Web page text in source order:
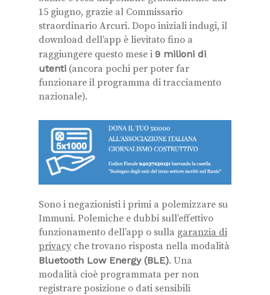
15 giugno, grazie al Commissario
straordinario Arcuri. Dopo iniziali indugi, il
download dell’app è lievitato fino a
raggiungere questo mese i 9 milioni di
utenti (ancora pochi per poter far
funzionare il programma di tracciamento
nazionale).
Sono i negazionisti i primi a polemizzare su
Immuni. Polemiche e dubbi sull’effettivo
funzionamento dell’app o sulla garanzia di
privacy che trovano risposta nella modalità
Bluetooth Low Energy (BLE). Una
modalità cioè programmata per non
registrare posizione o dati sensibili